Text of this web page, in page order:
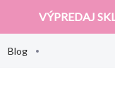
VÝPREDAJ
Blog